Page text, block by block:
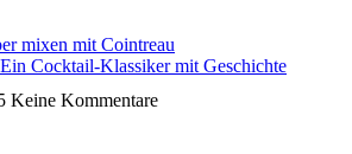
Cocktail-Klassiker mit Geschichte
Keine Kommentare